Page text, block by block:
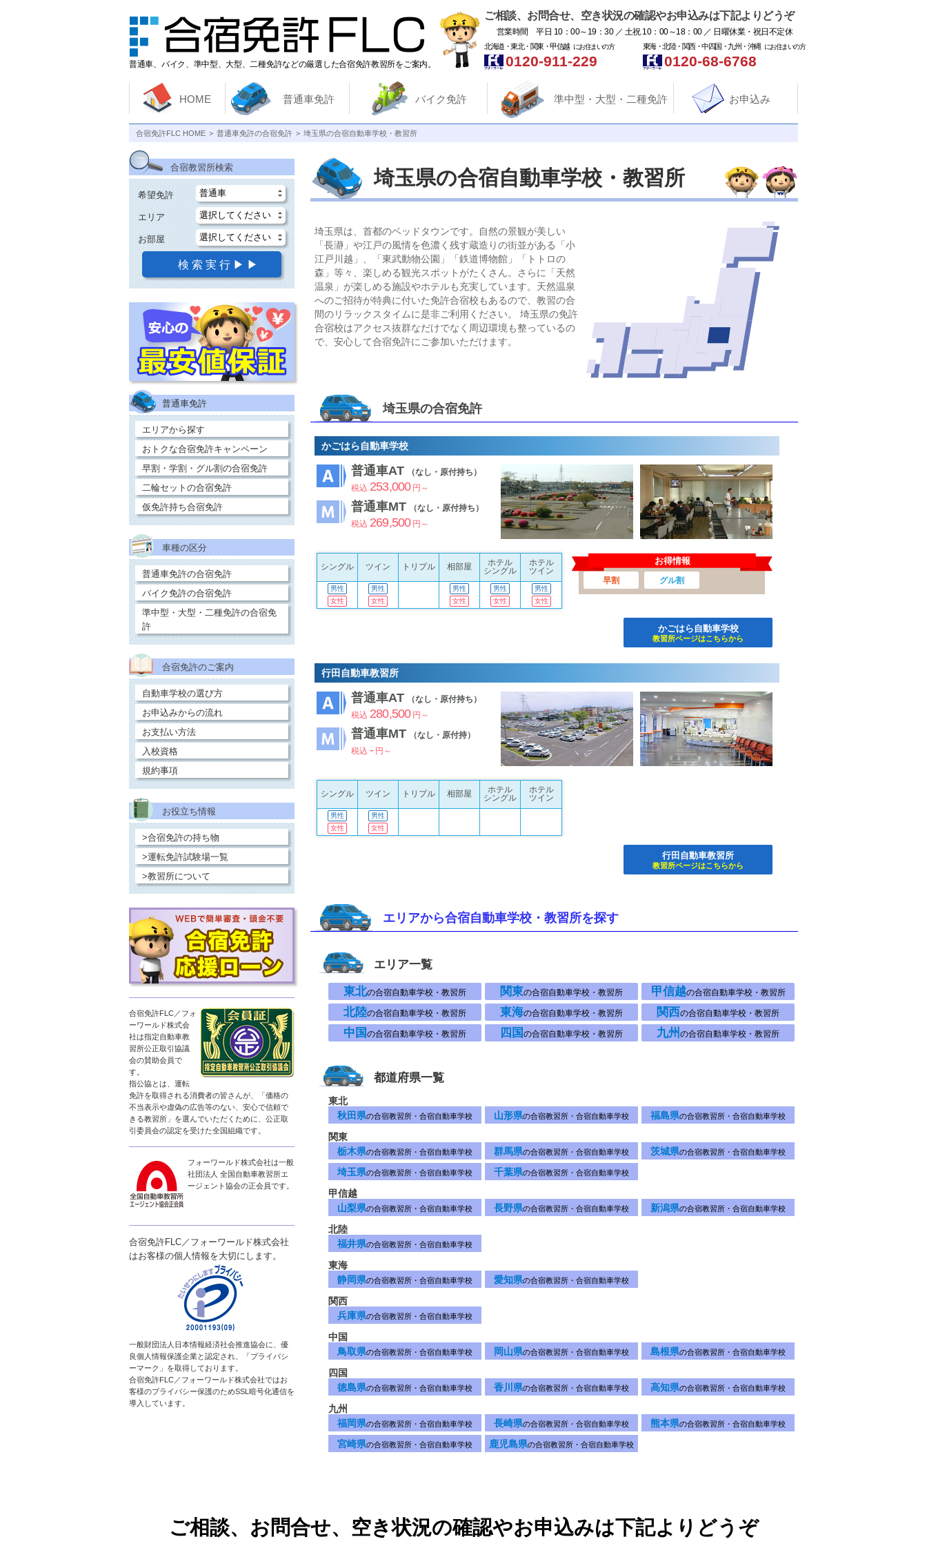
普通車、バイク、準中型、大型、二種免許などの厳選した合宿免許教習所をご案内。
ご相談、お問合せ、空き状況の確認やお申込みは下記よりどうぞ
営業時間 平日 10：00～19：30 ／ 土祝 10：00～18：00 ／ 日曜休業・祝日不定休
北海道・東北・関東・甲信越 にお住まいの方
0120-911-229
東海・北陸・関西・中四国・九州・沖縄 にお住まいの方
0120-68-6768
HOME 普通車免許 バイク免許 準中型・大型・二種免許 お申込み
合宿免許FLC HOME 普通車免許の合宿免許 埼玉県の合宿自動車学校・教習所
埼玉県の合宿自動車学校・教習所
埼玉県は、首都のベッドタウンです。自然の景観が美しい
「長瀞」や江戸の風情を色濃く残す蔵造りの街並がある「小
江戸川越」、「東武動物公園」「鉄道博物館」「トトロの
森」等々、楽しめる観光スポットがたくさん。さらに「天然
温泉」が楽しめる施設やホテルも充実しています。天然温泉
へのご招待が特典に付いた免許合宿校もあるので、教習の合
間のリラックスタイムに是非ご利用ください。 埼玉県の免許
合宿校はアクセス抜群なだけでなく周辺環境も整っているの
で、安心して合宿免許にご参加いただけます。
埼玉県の合宿免許
かごはら自動車学校
普通車AT
（なし・原付持ち）
税込 253,000 円～
普通車MT
（なし・原付持ち）
税込 269,500 円～
シングル ツイン トリプル 相部屋
ホテル
シングル
ホテル
ツイン
男性
女性
男性
女性
男性
女性
男性
女性
男性
女性
お得情報
早割 グル割
かごはら自動車学校
教習所ページはこちらから
行田自動車教習所
普通車AT
（なし・原付持ち）
税込 280,500 円～
普通車MT
（なし・原付持）
税込 - 円～
シングル ツイン トリプル 相部屋
ホテル
シングル
ホテル
ツイン
男性
女性
男性
女性
行田自動車教習所
教習所ページはこちらから
エリアから合宿自動車学校・教習所を探す
エリア一覧
東北の合宿自動車学校・教習所 関東の合宿自動車学校・教習所 甲信越の合宿自動車学校・教習所
北陸の合宿自動車学校・教習所 東海の合宿自動車学校・教習所 関西の合宿自動車学校・教習所
中国 の合宿自動車学校・教習所 四国 の合宿自動車学校・教習所 九州 の合宿自動車学校・教習所
都道府県一覧
東北
秋田県の合宿教習所・合宿自動車学校 山形県の合宿教習所・合宿自動車学校 福島県の合宿教習所・合宿自動車学校
関東
栃木県の合宿教習所・合宿自動車学校 群馬県の合宿教習所・合宿自動車学校 茨城県の合宿教習所・合宿自動車学校
埼玉県の合宿教習所・合宿自動車学校 千葉県の合宿教習所・合宿自動車学校
甲信越
山梨県の合宿教習所・合宿自動車学校 長野県の合宿教習所・合宿自動車学校 新潟県の合宿教習所・合宿自動車学校
北陸
福井県の合宿教習所・合宿自動車学校
東海
静岡県の合宿教習所・合宿自動車学校 愛知県の合宿教習所・合宿自動車学校
関西
兵庫県の合宿教習所・合宿自動車学校
中国
鳥取県の合宿教習所・合宿自動車学校 岡山県の合宿教習所・合宿自動車学校 島根県の合宿教習所・合宿自動車学校
四国
徳島県の合宿教習所・合宿自動車学校 香川県の合宿教習所・合宿自動車学校 高知県の合宿教習所・合宿自動車学校
九州
福岡県の合宿教習所・合宿自動車学校 長崎県の合宿教習所・合宿自動車学校 熊本県の合宿教習所・合宿自動車学校
宮崎県の合宿教習所・合宿自動車学校 鹿児島県の合宿教習所・合宿自動車学校
合宿教習所検索
希望免許
エリア
お部屋
普通車免許
エリアから探す
おトクな合宿免許キャンペーン
早割・学割・グル割の合宿免許
二輪セットの合宿免許
仮免許持ち合宿免許
車種の区分
普通車免許の合宿免許
バイク免許の合宿免許
準中型・大型・二種免許の合宿免
許
合宿免許のご案内
自動車学校の選び方
お申込みからの流れ
お支払い方法
入校資格
規約事項
お役立ち情報
>合宿免許の持ち物
>運転免許試験場一覧
>教習所について
合宿免許FLC／フォ
ーワールド株式会
社は指定自動車教
習所公正取引協議
会の賛助会員で
す。
指公協とは、運転
免許を取得される消費者の皆さんが、「価格の
不当表示や虚偽の広告等のない、安心で信頼で
きる教習所」を選んでいただくために、公正取
引委員会の認定を受けた全国組織です。
フォーワールド株式会社は一般
社団法人 全国自動車教習所エ
ージェント協会の正会員です。
合宿免許FLC／フォーワールド株式会社
はお客様の個人情報を大切にします。
一般財団法人日本情報経済社会推進協会に、優
良個人情報保護企業と認定され、「プライバシ
ーマーク」を取得しております。
合宿免許FLC／フォーワールド株式会社ではお
客様のプライバシー保護のためSSL暗号化通信を
導入しています。
ご相談、お問合せ、空き状況の確認やお申込みは下記よりどうぞ